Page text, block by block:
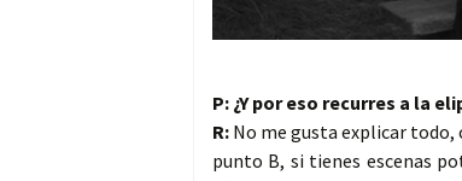
P: ¿Y por eso recurres a la
R: No me gusta explicar todo,
punto B, si tienes escenas